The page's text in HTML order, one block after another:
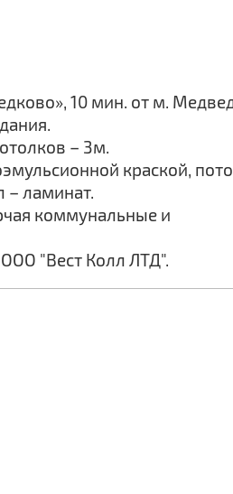
10 мин. от м.
– 3м.
краской,
– ламинат.
коммунальные и
"Вест Колл ЛТД".